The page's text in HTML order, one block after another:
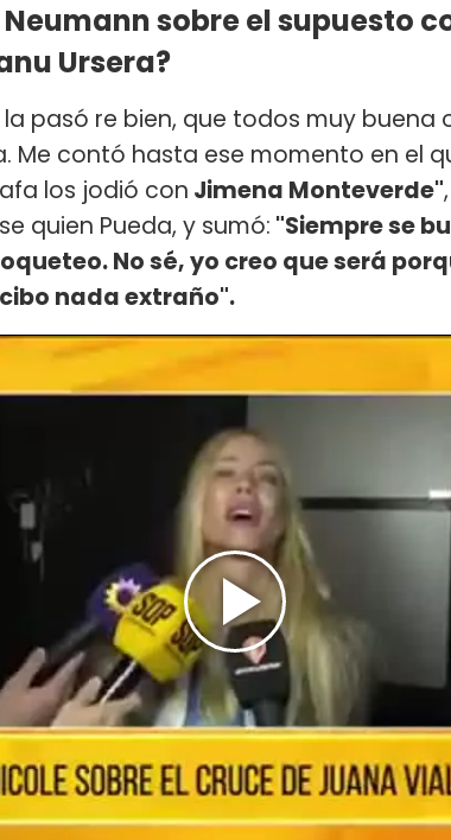
sobre el supuesto
Ursera?
pasó re bien, que todos muy buena
Me contó hasta ese momento en el
los jodió con Jimena Monteverde"
quien Pueda, y sumó: "Siempre se
No sé, yo creo que será
nada extraño".